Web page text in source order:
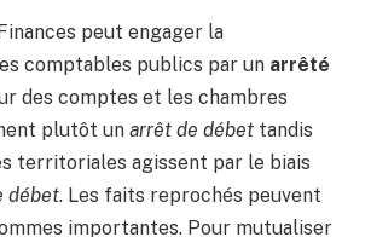
peut engager la
comptables publics par un arrêté
des comptes et les chambres
plutôt un arrêt de débet tandis
territoriales agissent par le biais
débet. Les faits reprochés peuvent
importantes. Pour mutualiser